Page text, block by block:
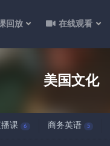
回放 在线观看
美国文化
播课 6 商务英语 5